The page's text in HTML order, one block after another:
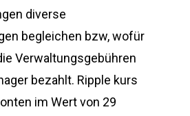
diverse
begleichen bzw, wofür
Verwaltungsgebühren
bezahlt. Ripple kurs
im Wert von 29